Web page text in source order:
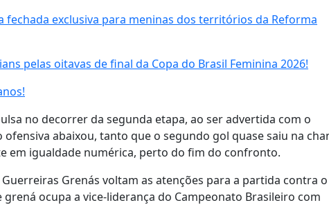
exclusiva para meninas dos territórios da Reforma
pelas oitavas de final da Copa do Brasil Feminina 2026!
no decorrer da segunda etapa, ao ser advertida com o
abaixou, tanto que o segundo gol quase saiu na
em igualdade numérica, perto do fim do confronto.
Grenás voltam as atenções para a partida contra o
ocupa a vice-liderança do Campeonato Brasileiro com